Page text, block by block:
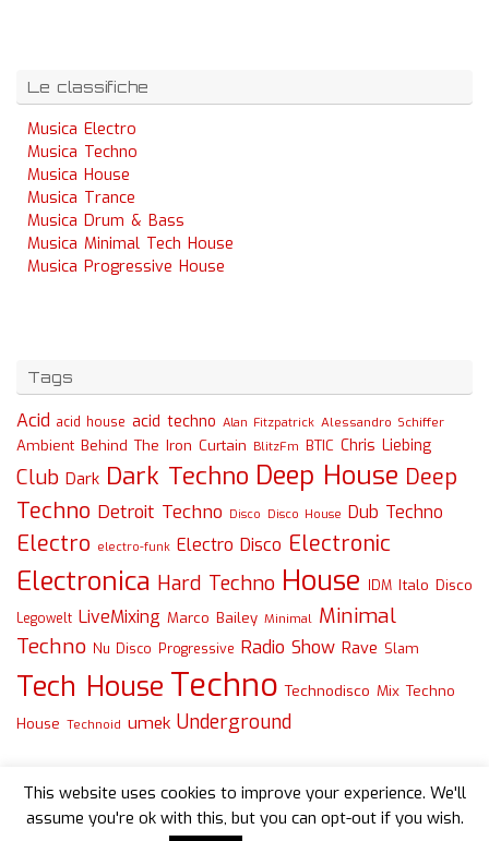
Le classifiche
Musica Electro
Musica Techno
Musica House
Musica Trance
Musica Drum & Bass
Musica Minimal Tech House
Musica Progressive House
Tags
Acid acid house acid techno Alan Fitzpatrick Alessandro Schiffer
Ambient Behind The Iron Curtain BlitzFm BTIC Chris Liebing
Club Dark Dark Techno Deep House Deep
Techno Detroit Techno Disco Disco House Dub Techno
Electro electro-funk Electro Disco Electronic
Electronica Hard Techno House IDM Italo Disco
Legowelt LiveMixing Marco Bailey Minimal Minimal
Techno Nu Disco Progressive Radio Show Rave Slam
Tech House Techno Technodisco Mix Techno
House Technoid umek Underground
This website uses cookies to improve your experience. We'll
assume you're ok with this, but you can opt-out if you wish.